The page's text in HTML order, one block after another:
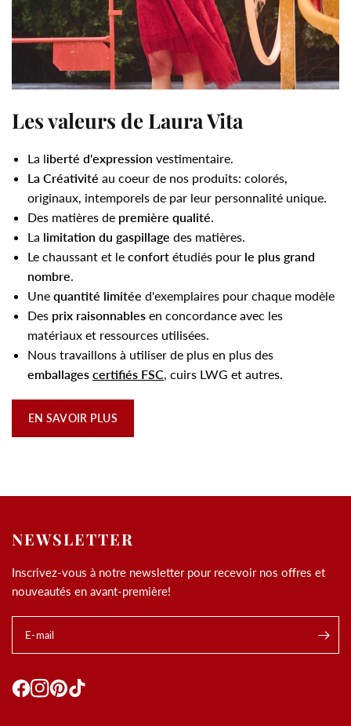
Les valeurs de Laura Vita
La liberté d'expression vestimentaire.
La Créativité au coeur de nos produits: colorés,
originaux, intemporels de par leur personnalité unique.
Des matières de première qualité.
La limitation du gaspillage des matières.
Le chaussant et le confort étudiés pour le plus grand
nombre.
Une quantité limitée d'exemplaires pour chaque modèle
Des prix raisonnables en concordance avec les
matériaux et ressources utilisées.
Nous travaillons à utiliser de plus en plus des
emballages certifiés FSC, cuirs LWG et autres.
EN SAVOIR PLUS
NEWSLETTER
Inscrivez-vous à notre newsletter pour recevoir nos offres et
nouveautés en avant-première!
E-mail
Utilisation des